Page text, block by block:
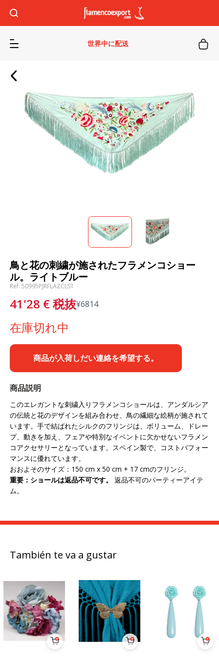
世界中に配送
鳥と花の刺繍が施されたフラメンコショー
ル。ライトブルー
Ref: 50995PJRFLAZCLST
41'28 €税抜¥6814
在庫切れ中
商品が入荷しだい連絡を希望する。
商品説明
このエレガントな刺繍入りフラメンコショールは、アンダルシア
の伝統と花のデザインを組み合わせ、鳥の繊細な絵柄が施されて
います。手で結ばれたシルクのフリンジは、ボリューム、ドレー
プ、動きを加え、フェアや特別なイベントに欠かせないフラメン
コアクセサリーとなっています。スペイン製で、コストパフォー
マンスに優れています。
おおよそのサイズ：150 cm x 50 cm + 17 cmのフリンジ。
重要：ショールは返品不可です。
返品不可のパーティーアイテ
ム。
También te va a gustar